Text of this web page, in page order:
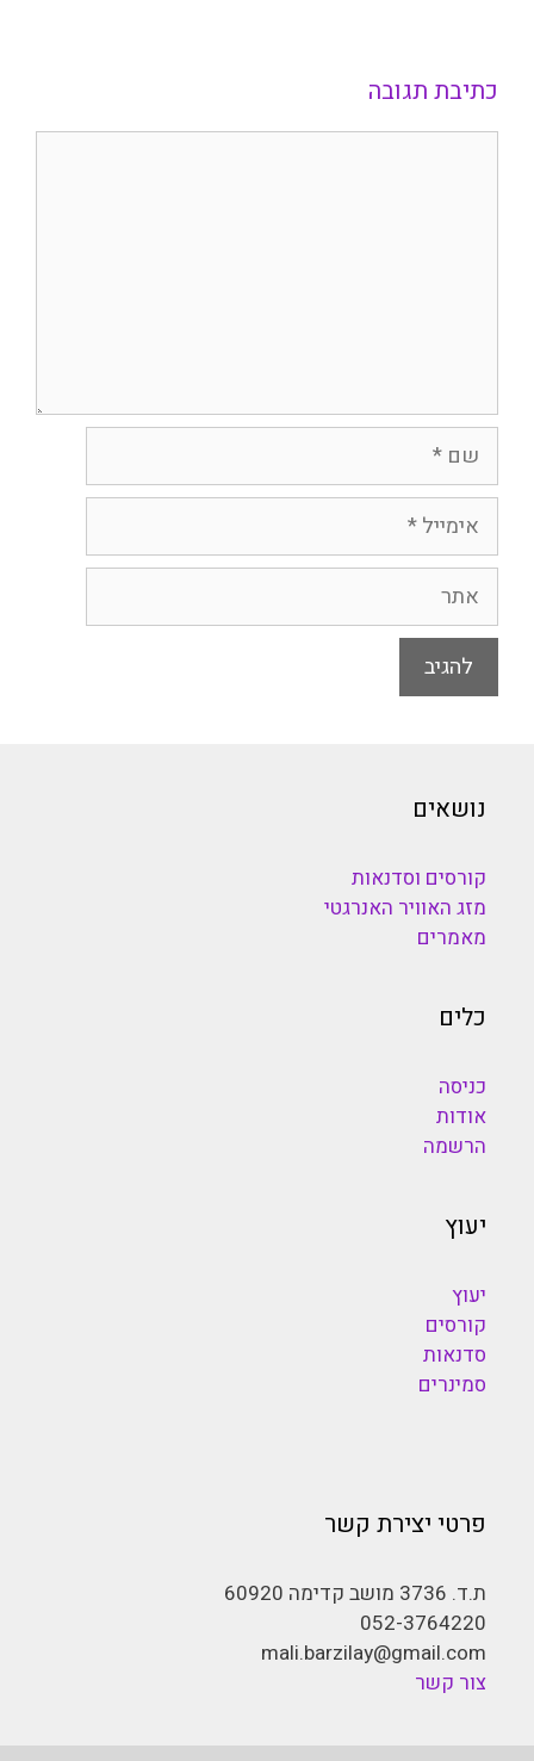
כתיבת תגובה
נושאים
קורסים וסדנאות
מזג האוויר האנרגטי
מאמרים
כלים
כניסה
אודות
הרשמה
יעוץ
יעוץ
קורסים
סדנאות
סמינרים
פרטי יצירת קשר
ת.ד. 3736 מושב קדימה 60920
052-3764220
mali.barzilay@gmail.com
צור קשר